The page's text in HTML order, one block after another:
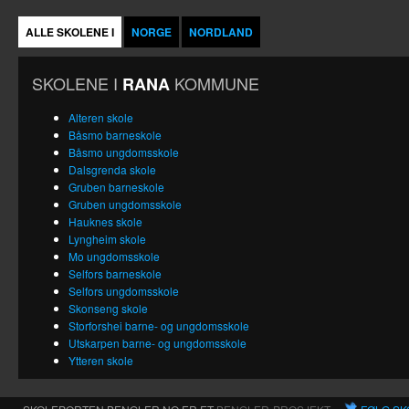
ALLE SKOLENE I NORGE NORDLAND
SKOLENE I RANA KOMMUNE
Alteren skole
Båsmo barneskole
Båsmo ungdomsskole
Dalsgrenda skole
Gruben barneskole
Gruben ungdomsskole
Hauknes skole
Lyngheim skole
Mo ungdomsskole
Selfors barneskole
Selfors ungdomsskole
Skonseng skole
Storforshei barne- og ungdomsskole
Utskarpen barne- og ungdomsskole
Ytteren skole